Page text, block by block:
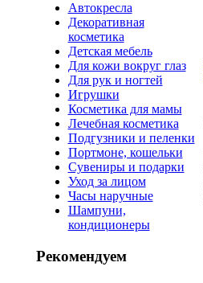
Автокресла
Декоративная
косметика
Детская мебель
Для кожи вокруг глаз
Для рук и ногтей
Игрушки
Косметика для мамы
Лечебная косметика
Подгузники и пеленки
Портмоне, кошельки
Сувениры и подарки
Уход за лицом
Часы наручные
Шампуни,
кондиционеры
Рекомендуем